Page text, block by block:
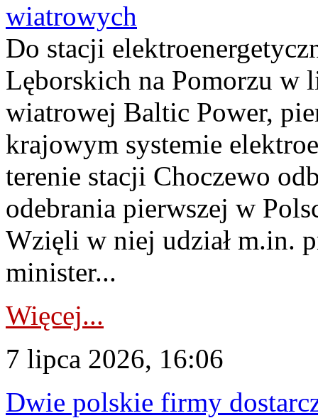
wiatrowych
Do stacji
Lęborskich na Pomorzu w
wiatrowej Baltic Power,
krajowym systemie
terenie stacji Choczewo
odebrania pierwszej w
Wzięli w niej udział m.in.
minister...
Więcej...
7 lipca 2026, 16:06
Dwie polskie firmy